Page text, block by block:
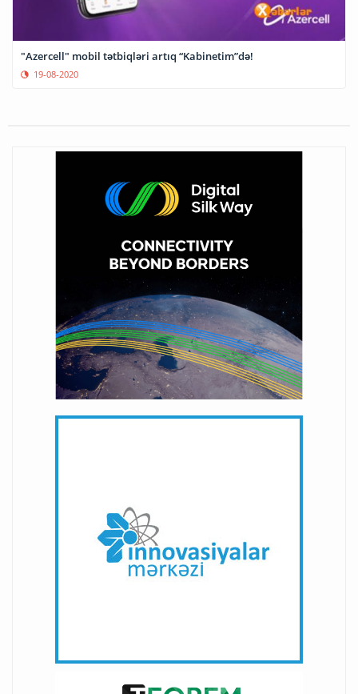
"Azercell" mobil tətbiqləri artıq “Kabinetim”də!
19-08-2020